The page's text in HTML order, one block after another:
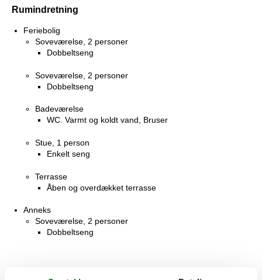
Rumindretning
Feriebolig
Soveværelse, 2 personer
Dobbeltseng
Soveværelse, 2 personer
Dobbeltseng
Badeværelse
WC. Varmt og koldt vand, Bruser
Stue, 1 person
Enkelt seng
Terrasse
Åben og overdækket terrasse
Anneks
Soveværelse, 2 personer
Dobbeltseng